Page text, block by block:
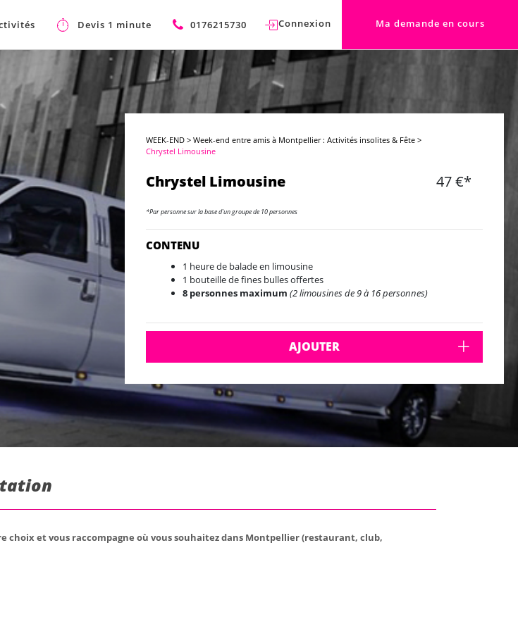
Devis 1 minute 0176215730 Connexion Ma demande en cours
WEEK-END >Week-end entre amis à Montpellier : Activités insolites & Fête >
Chrystel Limousine
Chrystel Limousine 47 €*
*Par personne sur la base d'un groupe de 10 personnes
CONTENU
1 heure de balade en limousine
1 bouteille de fines bulles offertes
8 personnes maximum (2 limousines de 9 à 16 personnes)
AJOUTER
et vous raccompagne où vous souhaitez dans Montpellier (restaurant, club,